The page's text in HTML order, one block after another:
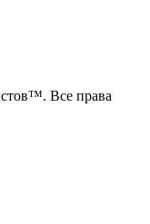
Все права